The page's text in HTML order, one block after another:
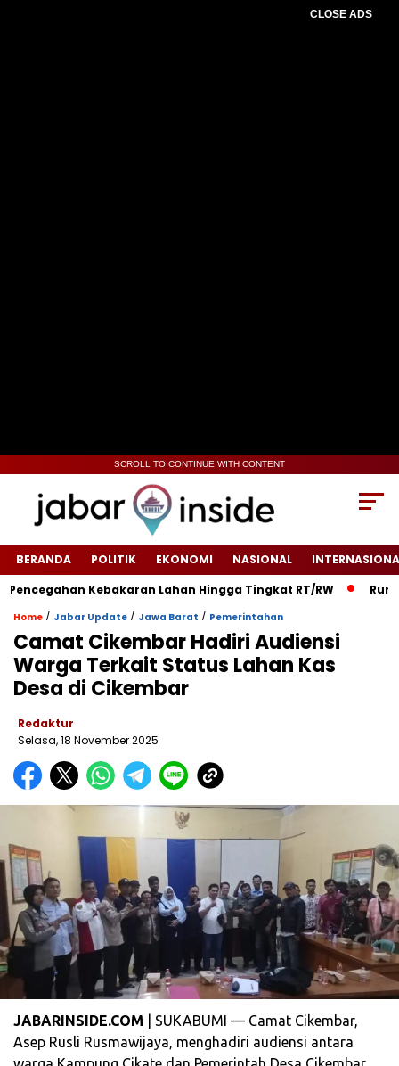
CLOSE ADS
SCROLL TO CONTINUE WITH CONTENT
BERANDA POLITIK EKONOMI NASIONAL
Kebakaran Lahan Hingga Tingkat RT/RW‎
‎Rumah
Home / Jabar Update / Jawa Barat / Pemerintahan
‎Camat Cikembar Hadiri Audiensi
Warga Terkait Status Lahan Kas
Desa di Cikembar
Redaktur
Selasa, 18 November 2025
JABARINSIDE.COM | SUKABUMI — Camat Cikembar,
Asep Rusli Rusmawijaya, menghadiri audiensi antara